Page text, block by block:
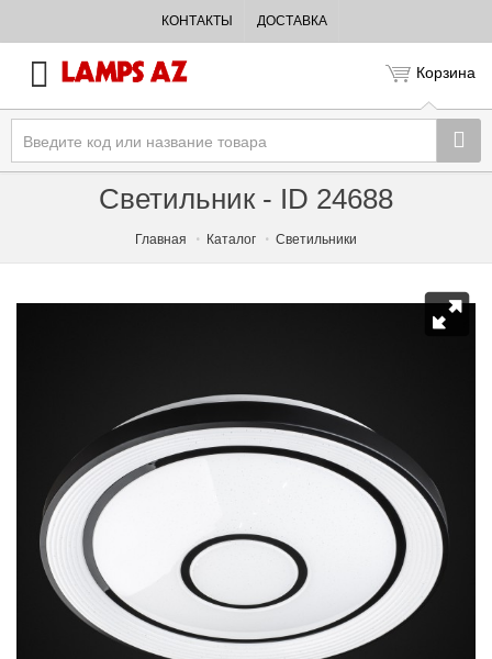
КОНТАКТЫ ДОСТАВКА
Корзина
Светильник - ID 24688
Главная Каталог Светильники